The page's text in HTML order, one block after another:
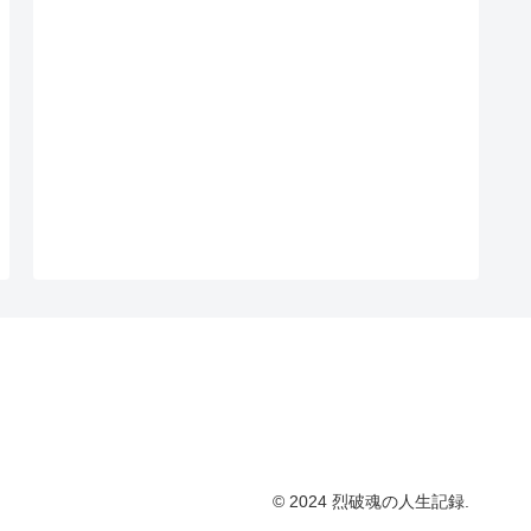
© 2024 烈破魂の人生記録.